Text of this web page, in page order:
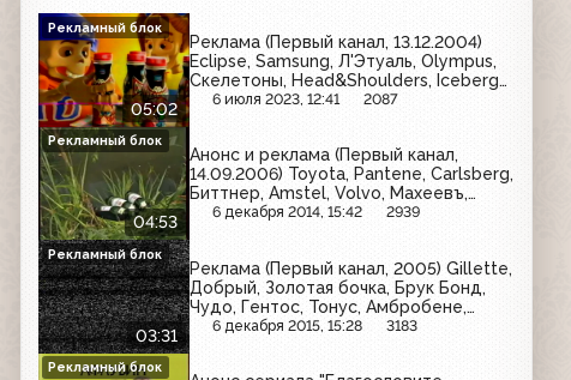
05:02
Реклама (Первый канал, 13.12.2004)
Eclipse, Samsung, Л'Этуаль, Olympus,
Скелетоны, Head&Shoulders, Iceberg
Music, Pepsi, Ruscafe, Avon
6 июля 2023, 12:41 2087
Рекламный блок
04:53
Анонс и реклама (Первый канал,
14.09.2006) Toyota, Pantene, Carlsberg,
Биттнер, Amstel, Volvo, Махеевъ,
Ariston, Пит
6 декабря 2014, 15:42 2939
Рекламный блок
03:31
Реклама (Первый канал, 2005) Gillette,
Добрый, Золотая бочка, Брук Бонд,
Чудо, Гентос, Тонус, Амбробене,
Сибирская корона, Победа, Биттнер
6 декабря 2015, 15:28 3183
Рекламный блок
Рекламный блок